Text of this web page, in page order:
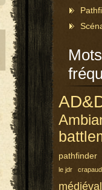
pathfinder
le jdr
crapaud